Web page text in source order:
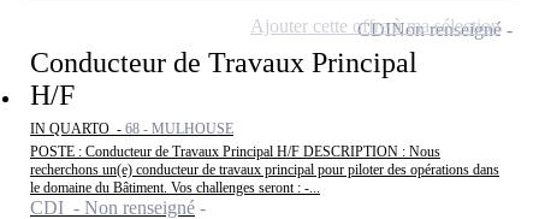
Conducteur de Travaux Principal
H/F
IN QUARTO - 68 - MULHOUSE
POSTE : Conducteur de Travaux Principal H/F DESCRIPTION : Nous
recherchons un(e) conducteur de travaux principal pour piloter des opérations dans
le domaine du Bâtiment. Vos challenges seront : -...
CDI - Non renseigné
CDINon renseigné
Ajouter cette offre à ma sélection